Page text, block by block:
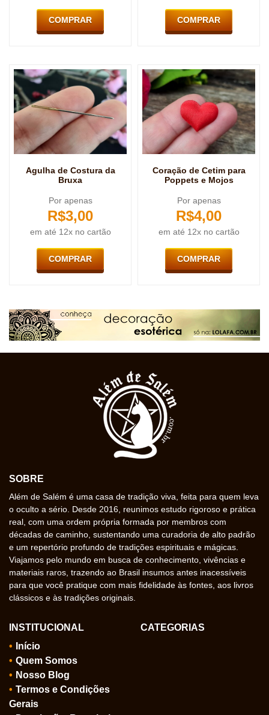
COMPRAR COMPRAR
Agulha de Costura da
Bruxa
Por apenas
R$3,00
em até 12x no cartão
COMPRAR
Coração de Cetim para
Poppets e Mojos
Por apenas
R$4,00
em até 12x no cartão
COMPRAR
SOBRE
Além de Salém é uma casa de tradição viva, feita para quem leva
o oculto a sério. Desde 2016, reunimos estudo rigoroso e prática
real, com uma ordem própria formada por membros com
décadas de caminho, sustentando uma curadoria de alto padrão
e um repertório profundo de tradições espirituais e mágicas.
Viajamos pelo mundo em busca de conhecimento, vivências e
materiais raros, trazendo ao Brasil insumos antes inacessíveis
para que você pratique com mais fidelidade às fontes, aos livros
clássicos e às tradições originais.
INSTITUCIONAL
Início
Quem Somos
Nosso Blog
Termos e Condições
Gerais
CATEGORIAS